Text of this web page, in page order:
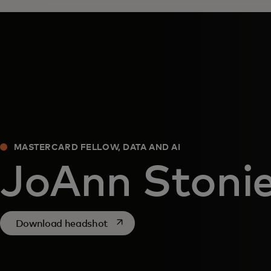
MASTERCARD FELLOW, DATA AND AI
JoAnn
Download headshotopens in a new tab